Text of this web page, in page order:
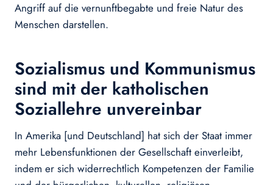
Angriff auf die vernunftbegabte und freie Natur des
Menschen darstellen.
Sozialismus und Kommunismus
sind mit der katholischen
Soziallehre unvereinbar
In Amerika [und Deutschland] hat sich der Staat immer
mehr Lebensfunktionen der Gesellschaft einverleibt,
indem er sich widerrechtlich Kompetenzen der Familie